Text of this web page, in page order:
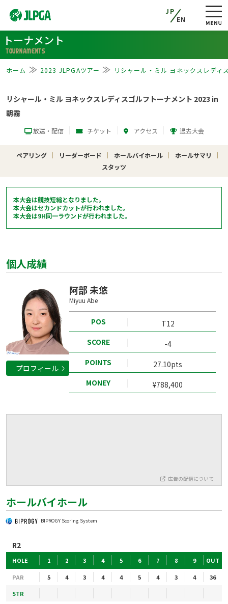
JP
EN
トーナメント
TOURNAMENTS
ホーム 2023 JLPGAツアー リシャール・ミル ヨネックスレデ
リシャール・ミル ヨネックスレディスゴルフトーナメント 2023 in
朝霧
放送・配信 チケット アクセス 過去大会
ペアリング リーダーボード ホールバイホール
ホールサマリ
スタッツ
本大会は競技短縮となりました。
本大会はセカンドカットが行われました。
本大会は9H同一ラウンドが行われました。
個人成績
プロフィール
阿部 未悠
Miyuu Abe
POS
T12
SCORE
-4
POINTS
27.10pts
MONEY
¥788,400
広告の配信について
ホールバイホール
BIPROGY Scoring System
R2
HOLE 1 2 3 4 5 6 7 8 9 OUT
PAR 5 4 3 4 4 5 4 3 4
36
STR